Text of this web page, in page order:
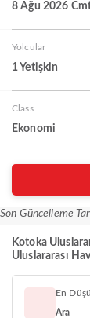
8 Ağu 2026
Yolcular
1 Yetişkin
Class
Ekonomi
Son Güncelleme
Kotoka
Uluslararası
En
Ara